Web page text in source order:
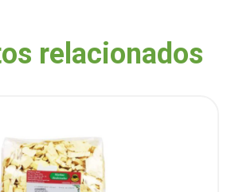
relacionados